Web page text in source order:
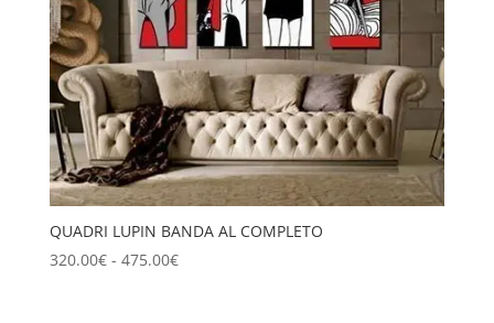
QUADRI LUPIN BANDA AL COMPLETO
320.00€ - 475.00€Fascia